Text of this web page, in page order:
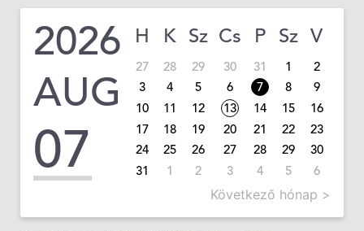
2026
AUG
07
H K Sz Cs P Sz V
27 28 29 30 31 1
2
3
4 5 6 7 8
9
10
11 12 13 14 15
16
17
18 19 20 21 22
23
24
25 26 27 28 29
30
31
1 2 3 4 5 6
Következő hónap >